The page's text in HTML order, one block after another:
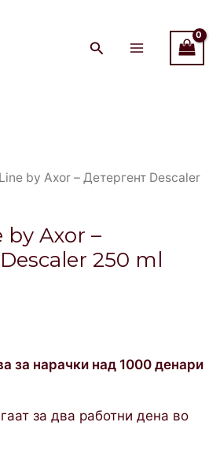
Menu
by Axor – Детергент Descaler
by Axor –
250 ml
за нарачки над 1000 денари
за два работни дена во